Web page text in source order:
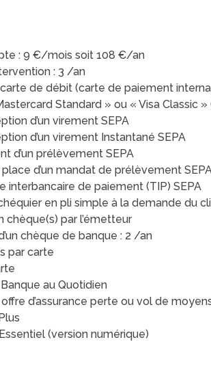
: 9 €/mois soit 108 €/an
: 3 /an
carte de débit (carte de paiement
Standard » ou « Visa Classic
d’un virement SEPA
d’un virement Instantané SEPA
d’un prélèvement SEPA
d’un mandat de prélèvement SEPA
interbancaire de paiement (TIP) SEPA
en pli simple à la demande du
chèque(s) par l’émetteur
chèque de banque : 2 /an
par carte
au Quotidien
d’assurance perte ou vol de
(version numérique)